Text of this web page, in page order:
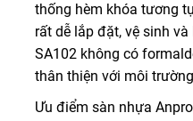
thống hèm khóa tương
rất dễ lắp đặt, vệ sinh
SA102 không có
thân thiện với môi
Ưu điểm sàn nhựa